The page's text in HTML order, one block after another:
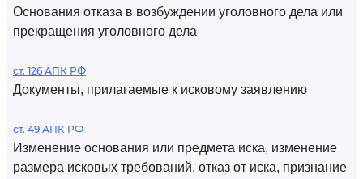
Основания отказа в возбуждении уголовного дела или
прекращения уголовного дела
ст. 126 АПК РФ
Документы, прилагаемые к исковому заявлению
ст. 49 АПК РФ
Изменение основания или предмета иска, изменение
размера исковых требований, отказ от иска, признание